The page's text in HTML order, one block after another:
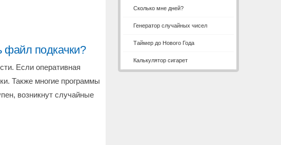
файл подкачки?
Если оперативная
Также многие программы
возникнут случайные
Сколько мне дней?
Генератор случайных чисел
Таймер до Нового Года
Калькулятор сигарет